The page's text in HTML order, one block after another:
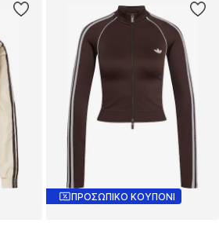
ΠΡΟΣΩΠΙΚΟ ΚΟΥΠΟΝΙ